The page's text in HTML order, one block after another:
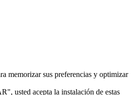
memorizar sus preferencias y optimizar
usted acepta la instalación de estas